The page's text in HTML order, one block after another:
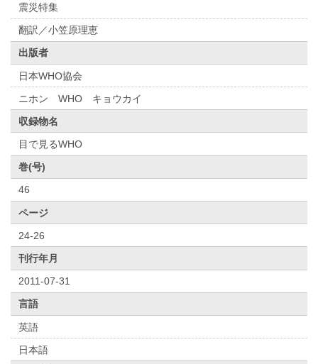
震災特集
翻訳／小笠原理恵
出版者
日本WHO協会
ニホン WHO キョウカイ
収録物名
目で見るWHO
巻(号)
46
ページ
24-26
刊行年月
2011-07-31
言語
英語
日本語